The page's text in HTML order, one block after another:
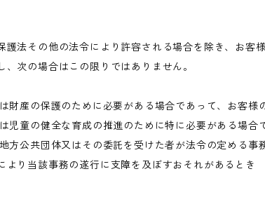
護法その他の法令により許容される場合を除き、お客
次の場合はこの限りではありません。
財産の保護のために必要がある場合であって、お客
児童の健全な育成の推進のために特に必要がある場
方公共団体又はその委託を受けた者が法令の定める
より当該事務の遂行に支障を及ぼすおそれがあるとき